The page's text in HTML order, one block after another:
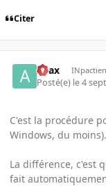
Citer
Azax INpactien
Posté(e) le 4
C'est la procédure
Windows, du moins).
La différence, c'est
fait